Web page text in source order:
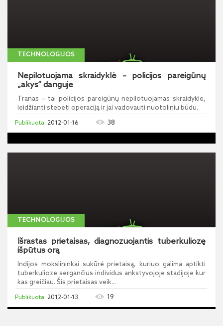
TECHNOLOGIJOS
Nepilotuojama skraidyklė – policijos pareigūnų
„akys“ danguje
Tranas – tai policijos pareigūnų nepilotuojamas skraidyklė,
leidžianti stebėti operaciją ir jai vadovauti nuotoliniu būdu.
2012-01-16 38
TECHNOLOGIJOS
Išrastas prietaisas, diagnozuojantis tuberkuliozę
išpūtus orą
Indijos mokslininkai sukūrė prietaisą, kuriuo galima aptikti
tuberkulioze sergančius individus ankstyvojoje stadijoje kur
kas greičiau. Šis prietaisas veik...
2012-01-13 19